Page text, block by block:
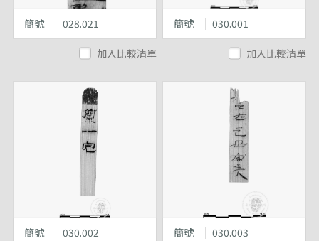
簡號 028.021
加入比較清單
簡號 030.001
加入比較清單
簡號 030.002 簡號 030.003